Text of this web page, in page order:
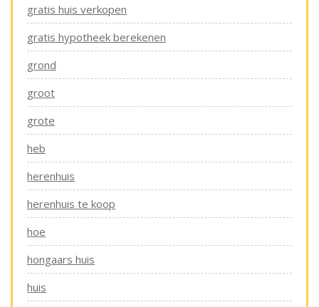
gratis huis verkopen
gratis hypotheek berekenen
grond
groot
grote
heb
herenhuis
herenhuis te koop
hoe
hongaars huis
huis